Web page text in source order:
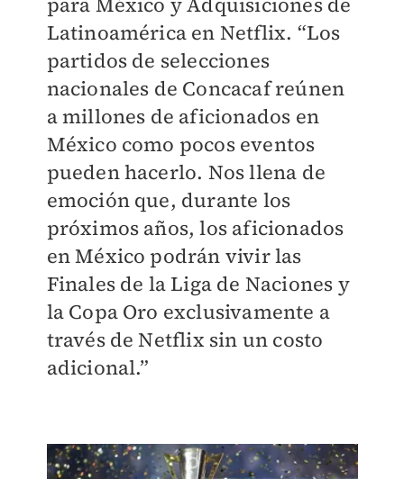
Latinoamérica en Netflix. “Los
partidos de selecciones
nacionales de Concacaf reúnen
a millones de aficionados en
México como pocos eventos
pueden hacerlo. Nos llena de
emoción que, durante los
próximos años, los aficionados
en México podrán vivir las
Finales de la Liga de Naciones y
la Copa Oro exclusivamente a
través de Netflix sin un costo
adicional.”